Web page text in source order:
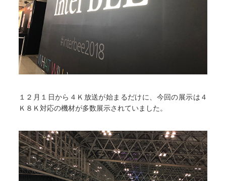
１２月１日から４Ｋ放送が始まるだけに、今回の展示は４
Ｋ８Ｋ対応の機材が多数展示されていました。